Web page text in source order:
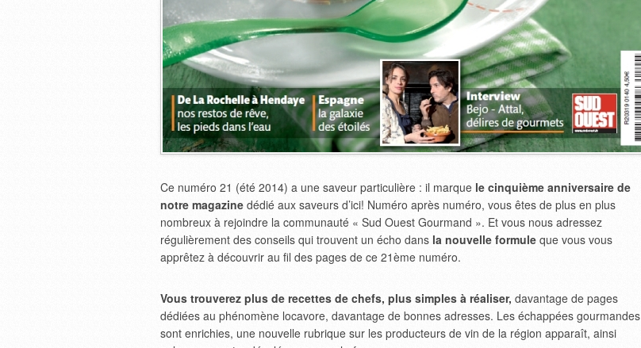
Ce numéro 21 (été 2014) a une saveur particulière : il marque le cinquième anniversaire de
notre magazine dédié aux saveurs d’ici! Numéro après numéro, vous êtes de plus en plus
nombreux à rejoindre la communauté « Sud Ouest Gourmand ». Et vous nous adressez
régulièrement des conseils qui trouvent un écho dans la nouvelle formule que vous vous
apprêtez à découvrir au fil des pages de ce 21ème numéro.
Vous trouverez plus de recettes de chefs, plus simples à réaliser, davantage de pages
dédiées au phénomène locavore, davantage de bonnes adresses. Les échappées gourmandes
sont enrichies, une nouvelle rubrique sur les producteurs de vin de la région apparaît, ainsi